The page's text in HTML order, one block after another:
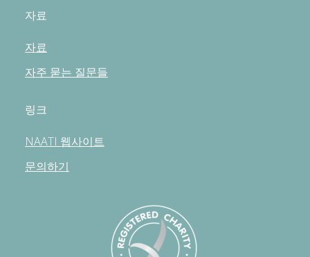
자료
자료
자주 묻는 질문들
링크
NAATI 웹사이트
문의하기